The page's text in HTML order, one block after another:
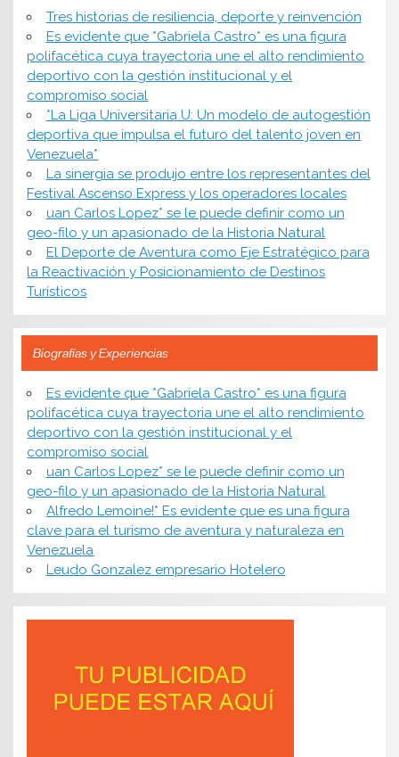
​Tres historias de resiliencia, deporte y reinvención
Es evidente que *Gabriela Castro* es una figura
polifacética cuya trayectoria une el alto rendimiento
deportivo con la gestión institucional y el
compromiso social
*​La Liga Universitaria U: Un modelo de autogestión
deportiva que impulsa el futuro del talento joven en
Venezuela*
La sinergia se produjo entre los representantes del
Festival Ascenso Express y los operadores locales
uan Carlos Lopez* se le puede definir como un
geo-filo y un apasionado de la Historia Natural
El Deporte de Aventura como Eje Estratégico para
la Reactivación y Posicionamiento de Destinos
Turísticos
Biografías y Experiencias
Es evidente que *Gabriela Castro* es una figura
polifacética cuya trayectoria une el alto rendimiento
deportivo con la gestión institucional y el
compromiso social
uan Carlos Lopez* se le puede definir como un
geo-filo y un apasionado de la Historia Natural
Alfredo Lemoine!* Es evidente que es una figura
clave para el turismo de aventura y naturaleza en
Venezuela
Leudo Gonzalez empresario Hotelero